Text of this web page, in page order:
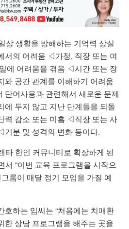
생활을 방해하는 기억력 상실
서의 어려움 ◁가정, 직장 또는 여
에 어려움을 겪음 ◁시간 또는 장
공간 관계를 이해하기 어려움
어사용과 관련해서 새로운 문제
두지 않고 지난 단계들을 되돌
력 감소 또는 미흡 ◁직장 또는 사
분 및 성격의 변화 등이다.
타 한인 커뮤니티로 확장하게 된
서 “이번 교육 프로그램을 시작으
룹이 매달 정기 모임을 가질 예
호하는 임씨는 “처음에는 치매환
한 상담 프로그램을 해주는 곳을